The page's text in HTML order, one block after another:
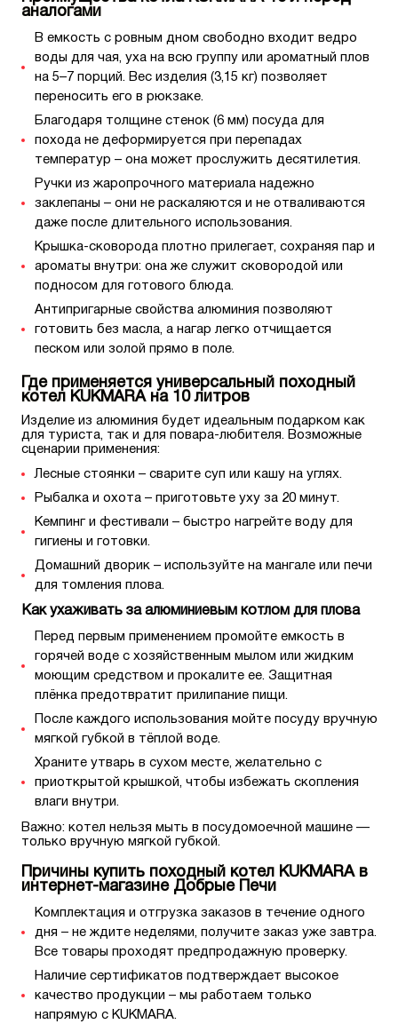
аналогами
В емкость с ровным дном свободно входит ведро
воды для чая, уха на всю группу или ароматный плов
на 5–7 порций. Вес изделия (3,15 кг) позволяет
переносить его в рюкзаке.
Благодаря толщине стенок (6 мм) посуда для
похода не деформируется при перепадах
температур – она может прослужить десятилетия.
Ручки из жаропрочного материала надежно
заклепаны – они не раскаляются и не отваливаются
даже после длительного использования.
Крышка-сковорода плотно прилегает, сохраняя пар и
ароматы внутри: она же служит сковородой или
подносом для готового блюда.
Антипригарные свойства алюминия позволяют
готовить без масла, а нагар легко отчищается
песком или золой прямо в поле.
Где применяется универсальный походный
котел KUKMARA на 10 литров
Изделие из алюминия будет идеальным подарком как
для туриста, так и для повара-любителя. Возможные
сценарии применения:
Лесные стоянки – сварите суп или кашу на углях.
Рыбалка и охота – приготовьте уху за 20 минут.
Кемпинг и фестивали – быстро нагрейте воду для
гигиены и готовки.
Домашний дворик – используйте на мангале или печи
для томления плова.
Как ухаживать за алюминиевым котлом для плова
Перед первым применением промойте емкость в
горячей воде с хозяйственным мылом или жидким
моющим средством и прокалите ее. Защитная
плёнка предотвратит прилипание пищи.
После каждого использования мойте посуду вручную
мягкой губкой в тёплой воде.
Храните утварь в сухом месте, желательно с
приоткрытой крышкой, чтобы избежать скопления
влаги внутри.
Важно: котел нельзя мыть в посудомоечной машине —
только вручную мягкой губкой.
Причины купить походный котел KUKMARA в
интернет-магазине Добрые Печи
Комплектация и отгрузка заказов в течение одного
дня – не ждите неделями, получите заказ уже завтра.
Все товары проходят предпродажную проверку.
Наличие сертификатов подтверждает высокое
качество продукции – мы работаем только
напрямую с KUKMARA.